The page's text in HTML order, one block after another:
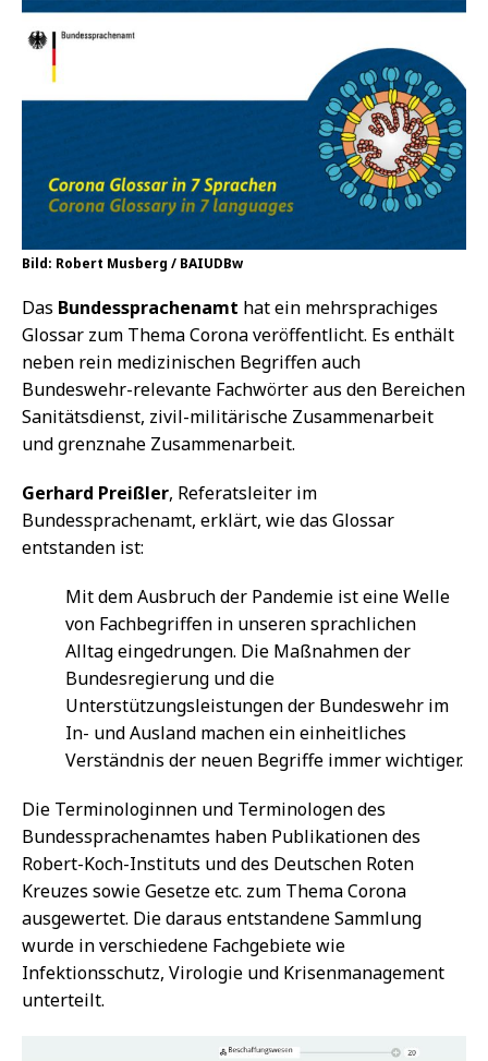
Bild: Robert Musberg / BAIUDBw
Das Bundessprachenamt hat ein mehrsprachiges
Glossar zum Thema Corona veröffentlicht. Es enthält
neben rein medizinischen Begriffen auch
Bundeswehr-relevante Fachwörter aus den Bereichen
Sanitätsdienst, zivil-militärische Zusammenarbeit
und grenznahe Zusammenarbeit.
Gerhard Preißler, Referatsleiter im
Bundessprachenamt, erklärt, wie das Glossar
entstanden ist:
Mit dem Ausbruch der Pandemie ist eine Welle
von Fachbegriffen in unseren sprachlichen
Alltag eingedrungen. Die Maßnahmen der
Bundesregierung und die
Unterstützungsleistungen der Bundeswehr im
In- und Ausland machen ein einheitliches
Verständnis der neuen Begriffe immer wichtiger.
Die Terminologinnen und Terminologen des
Bundessprachenamtes haben Publikationen des
Robert-Koch-Instituts und des Deutschen Roten
Kreuzes sowie Gesetze etc. zum Thema Corona
ausgewertet. Die daraus entstandene Sammlung
wurde in verschiedene Fachgebiete wie
Infektionsschutz, Virologie und Krisenmanagement
unterteilt.